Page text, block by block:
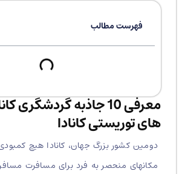
فهرست مطالب
معرفی 10 جاذبه گردشگری
های توریستی کانادا
دومین کشور بزرگ جهان، کانادا هیچ کمبودی در
مکانهای منحصر به فرد برای مسافرت مسافران